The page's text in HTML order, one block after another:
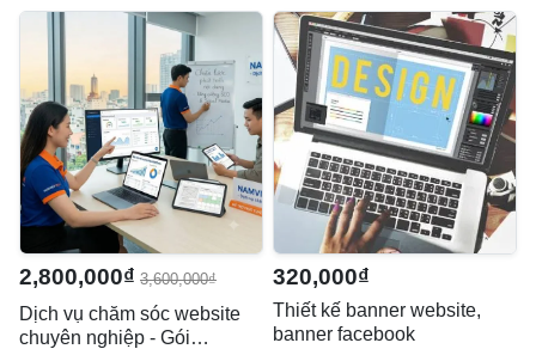
3GB
2,800,000₫ 3,600,000₫
Dịch vụ chăm sóc website
chuyên nghiệp - Gói
320,000₫
Thiết kế banner website,
banner facebook